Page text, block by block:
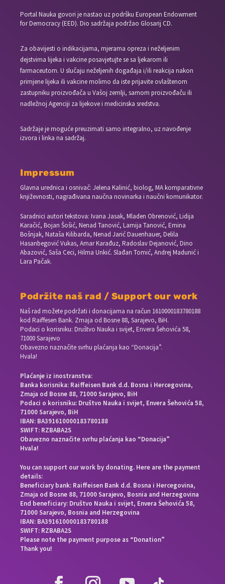
Portal Nauka govori je nastao uz podršku European Endowment
for Democracy (EED). Dio sadržaja podržao Glosarij CD.
Za obavijesti o indikacijama, mjerama opreza i neželjenim
dejstvima lijeka i vakcine posavjetujte se sa ljekarom ili
farmaceutom. U slučaju neželjenih događaja i/ili reakcija nakon
primjene lijeka ili vakcine molimo da iste prijavite ovlaštenom
zastupniku proizvođača u Vašoj zemlji, samom proizvođaču ili
nadležnoj Agenciji za lijekove i medicinska sredstva.
Sadržaje je moguće preuzimati samo integralno, uz navođenje
izvora i linka na sadržaj.
Impressum
Glavna urednica i osnivač: Jelena Kalinić, biolog, MA komparativne
književnosti, nagrađivana naučna novinarka i naučni komunikator.
Saradnici autori tekstova: Ivana Jasak, Mladen Obrenović, Lidija
Karačić, Bojan Šošić, Nenad Tanović, Lamija Tanović, Emina
Bošnjak, Nataša Kilibarda, Nenad Jarić Dauenhauer, Delila
Hasanbegović Vukas, Amar Karađuz, Radoslav Dejanović, Dino
Abazović, Saša Ceci, Hilma Unkić. Slađan Tomić, Andrej Madunić i
Lara Pačak.
Podržite naš rad / Support our work
Naš rad možete podržati i donacijama na račun 1610000183780188
kod Raiffesen Bank. Zmaja od Bosne 88, Sarajevo, BiH.
Podaci o korisniku: Društvo Nauka i svijet, Envera Šehovića 58,
71000 Sarajevo
Obavezno naznačite svrhu plaćanja kao “Donacija”.
Hvala!
Plaćanje iz inostranstva:
Banka korisnika: Raiffeisen Bank d.d. Bosna i Hercegovina,
Zmaja od Bosne 88, 71000 Sarajevo, BiH
Podaci o korisniku: Društvo Nauka i svijet, Envera Šehovića 58,
71000 Sarajevo, BiH
IBAN: BA391610000183780188
SWIFT: RZBABA2S
Obavezno naznačite svrhu plaćanja kao “Donacija”
Hvala!
You can support our work by donating. Here are the payment
details:
Beneficiary bank: Raiffeisen Bank d.d. Bosna i Hercegovina,
Zmaja od Bosne 88, 71000 Sarajevo, Bosnia and Herzegovina
End beneficiary: Društvo Nauka i svijet, Envera Šehovića 58,
71000 Sarajevo, Bosnia and Herzegovina
IBAN: BA391610000183780188
SWIFT: RZBABA2S
Please note the payment purpose as “Donation”
Thank you!